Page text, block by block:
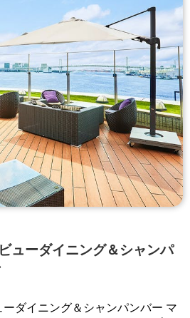
ューダイニング＆シャンパ
ダイニング＆シャンパンバー マ